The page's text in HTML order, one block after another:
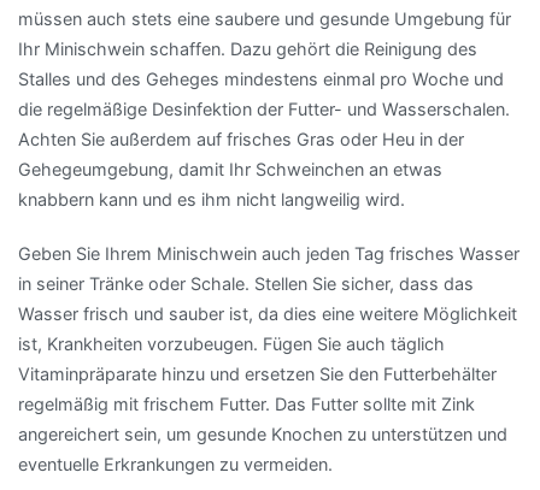
müssen auch stets eine saubere und gesunde Umgebung für
Ihr Minischwein schaffen. Dazu gehört die Reinigung des
Stalles und des Geheges mindestens einmal pro Woche und
die regelmäßige Desinfektion der Futter- und Wasserschalen.
Achten Sie außerdem auf frisches Gras oder Heu in der
Gehegeumgebung, damit Ihr Schweinchen an etwas
knabbern kann und es ihm nicht langweilig wird.
Geben Sie Ihrem Minischwein auch jeden Tag frisches Wasser
in seiner Tränke oder Schale. Stellen Sie sicher, dass das
Wasser frisch und sauber ist, da dies eine weitere Möglichkeit
ist, Krankheiten vorzubeugen. Fügen Sie auch täglich
Vitaminpräparate hinzu und ersetzen Sie den Futterbehälter
regelmäßig mit frischem Futter. Das Futter sollte mit Zink
angereichert sein, um gesunde Knochen zu unterstützen und
eventuelle Erkrankungen zu vermeiden.